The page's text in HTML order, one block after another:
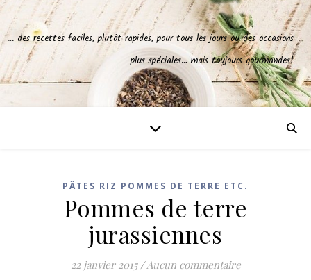
… des recettes faciles, plutôt rapides, pour tous les jours ou des occasions
plus spéciales… mais toujours gourmandes!
PÂTES RIZ POMMES DE TERRE ETC.
Pommes de terre
jurassiennes
22 janvier 2015 /Aucun commentaire